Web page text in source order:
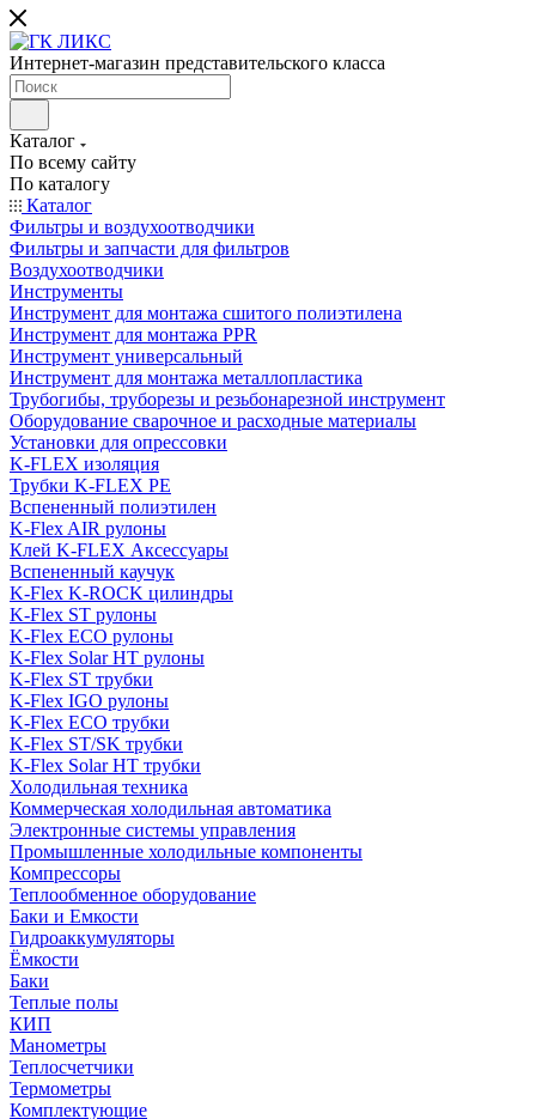
Интернет-магазин представительского класса
Каталог
По всему сайту
По каталогу
Каталог
Фильтры и воздухоотводчики
Фильтры и запчасти для фильтров
Воздухоотводчики
Инструменты
Инструмент для монтажа сшитого полиэтилена
Инструмент для монтажа PPR
Инструмент универсальный
Инструмент для монтажа металлопластика
Трубогибы, труборезы и резьбонарезной инструмент
Оборудование сварочное и расходные материалы
Установки для опрессовки
K-FLEX изоляция
Трубки K-FLEX PE
Вспененный полиэтилен
K-Flex AIR рулоны
Клей K-FLEX Аксессуары
Вспененный каучук
K-Flex K-ROCK цилиндры
K-Flex ST рулоны
K-Flex ECO рулоны
K-Flex Solar HT рулоны
K-Flex ST трубки
K-Flex IGO рулоны
K-Flex ECO трубки
K-Flex ST/SK трубки
K-Flex Solar HT трубки
Холодильная техника
Коммерческая холодильная автоматика
Электронные системы управления
Промышленные холодильные компоненты
Компрессоры
Теплообменное оборудование
Баки и Емкости
Гидроаккумуляторы
Ёмкости
Баки
Теплые полы
КИП
Манометры
Теплосчетчики
Термометры
Комплектующие